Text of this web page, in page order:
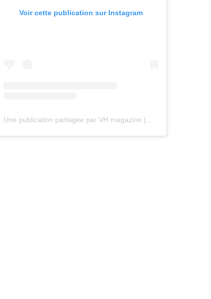
Voir cette publication sur Instagram